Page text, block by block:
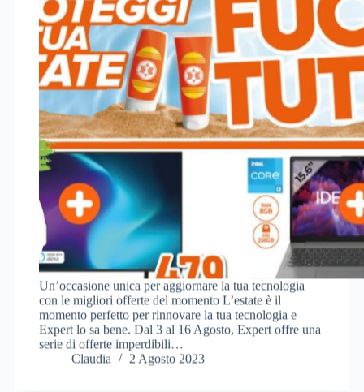
Un’occasione unica per aggiornare la tua tecnologia
con le migliori offerte del momento L’estate è il
momento perfetto per rinnovare la tua tecnologia e
Expert lo sa bene. Dal 3 al 16 Agosto, Expert offre una
serie di offerte imperdibili…
Claudia
2 Agosto 2023